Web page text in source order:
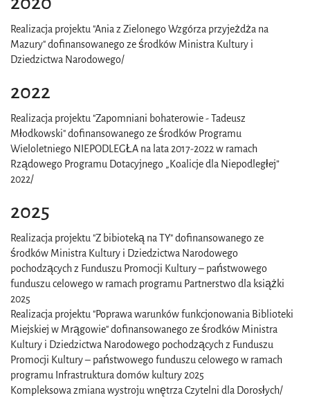
Realizacja projektu "Ania z Zielonego Wzgórza przyjeżdża na
Mazury" dofinansowanego ze środków Ministra Kultury i
Dziedzictwa Narodowego/
2022
Realizacja projektu "Zapomniani bohaterowie - Tadeusz
Młodkowski" dofinansowanego ze środków Programu
Wieloletniego NIEPODLEGŁA na lata 2017-2022 w ramach
Rządowego Programu Dotacyjnego „Koalicje dla Niepodległej”
2022/
2025
Realizacja projektu "Z bibioteką na TY" dofinansowanego ze
środków Ministra Kultury i Dziedzictwa Narodowego
pochodzących z Funduszu Promocji Kultury – państwowego
funduszu celowego w ramach programu Partnerstwo dla książki
2025
Realizacja projektu "Poprawa warunków funkcjonowania Biblioteki
Miejskiej w Mrągowie" dofinansowanego ze środków Ministra
Kultury i Dziedzictwa Narodowego pochodzących z Funduszu
Promocji Kultury – państwowego funduszu celowego w ramach
programu Infrastruktura domów kultury 2025
Kompleksowa zmiana wystroju wnętrza Czytelni dla Dorosłych/